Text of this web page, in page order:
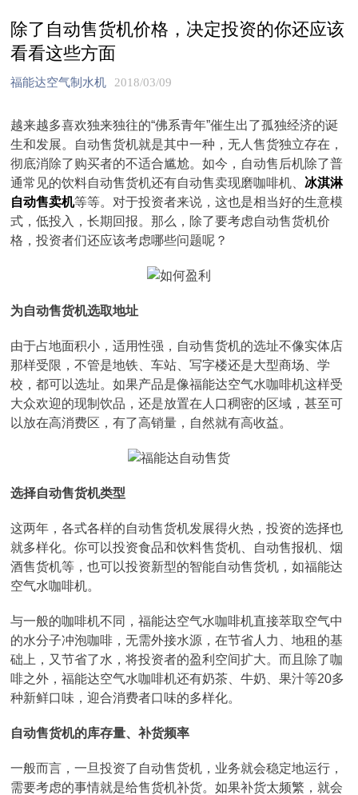
除了自动售货机价格，决定投资的你还应该
看看这些方面
福能达空气制水机 2018/03/09
越来越多喜欢独来独往的“佛系青年”催生出了孤独经济的诞
生和发展。自动售货机就是其中一种，无人售货独立存在，
彻底消除了购买者的不适合尴尬。如今，自动售后机除了普
通常见的饮料自动售货机还有自动售卖现磨咖啡机、 冰淇淋
自动售卖机等等。对于投资者来说，这也是相当好的生意模
式，低投入，长期回报。那么，除了要考虑自动售货机价
格，投资者们还应该考虑哪些问题呢？
为自动售货机选取地址
由于占地面积小，适用性强，自动售货机的选址不像实体店
那样受限，不管是地铁、车站、写字楼还是大型商场、学
校，都可以选址。如果产品是像福能达空气水咖啡机这样受
大众欢迎的现制饮品，还是放置在人口稠密的区域，甚至可
以放在高消费区，有了高销量，自然就有高收益。
选择自动售货机类型
这两年，各式各样的自动售货机发展得火热，投资的选择也
就多样化。你可以投资食品和饮料售货机、自动售报机、烟
酒售货机等，也可以投资新型的智能自动售货机，如福能达
空气水咖啡机。
与一般的咖啡机不同，福能达空气水咖啡机直接萃取空气中
的水分子冲泡咖啡，无需外接水源，在节省人力、地租的基
础上，又节省了水，将投资者的盈利空间扩大。而且除了咖
啡之外，福能达空气水咖啡机还有奶茶、牛奶、果汁等20多
种新鲜口味，迎合消费者口味的多样化。
自动售货机的库存量、补货频率
一般而言，一旦投资了自动售货机，业务就会稳定地运行，
需要考虑的事情就是给售货机补货。如果补货太频繁，就会